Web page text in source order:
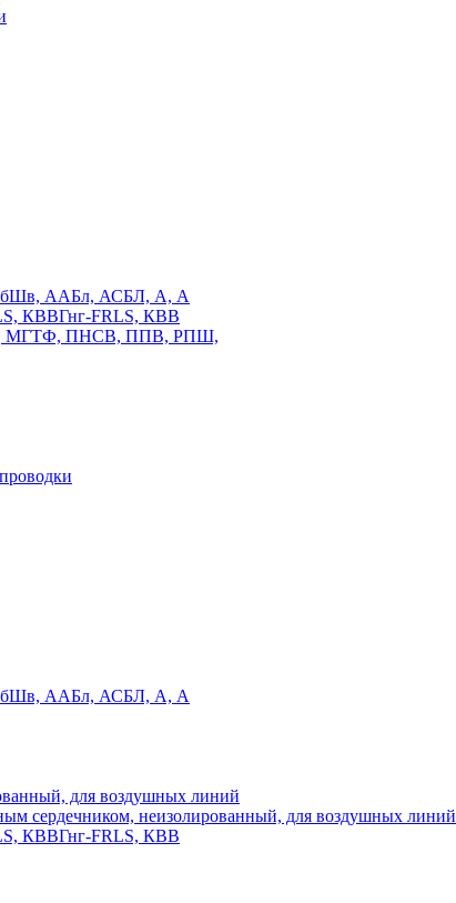
ААБл, АСБЛ, А, А
КВВГнг-FRLS, КВВ
ПНСВ, ППВ, РПШ,
ААБл, АСБЛ, А, А
для воздушных линий
сердечником, неизолированный, для воздушных линий
КВВГнг-FRLS, КВВ